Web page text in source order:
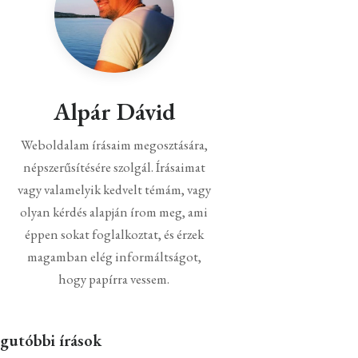
Alpár Dávid
Weboldalam írásaim megosztására,
népszerűsítésére szolgál. Írásaimat
vagy valamelyik kedvelt témám, vagy
olyan kérdés alapján írom meg, ami
éppen sokat foglalkoztat, és érzek
magamban elég informáltságot,
hogy papírra vessem.
írások